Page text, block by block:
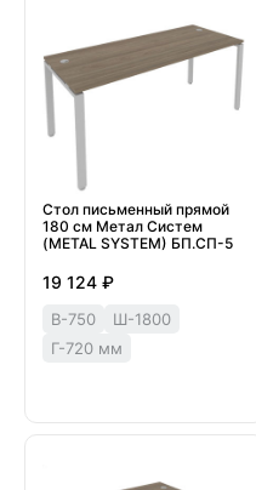
Стол письменный прямой
180 см Метал Систем
(METAL SYSTEM) БП.СП-5
19 124 ₽
В-750
Ш-1800
Г-720 мм